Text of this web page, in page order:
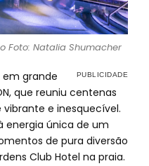
Foto: Natalia Shumacher
em grande
que reuniu centenas
e inesquecível.
energia única de um
de pura diversão
Club Hotel na praia.